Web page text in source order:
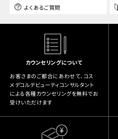
よくあるご質問
カウンセリングについて
お客さまのご都合にあわせて、コス
メデコルテビューティコンサルタント
による各種カウンセリングを無料でお
受けいただけます